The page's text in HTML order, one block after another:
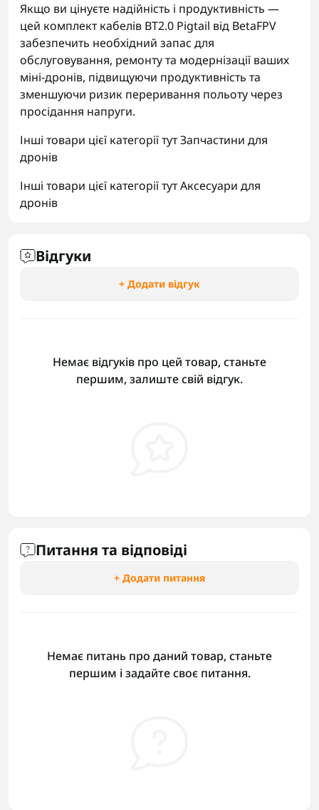
Якщо ви цінуєте надійність і продуктивність —
цей комплект кабелів BT2.0 Pigtail від BetaFPV
забезпечить необхідний запас для
обслуговування, ремонту та модернізації ваших
міні‑дронів, підвищуючи продуктивність та
зменшуючи ризик переривання польоту через
просідання напруги.
Інші товари цієї категорії тутЗапчастини для
дронів
Інші товари цієї категорії тутАксесуари для
дронів
Відгуки
+ Додати відгук
Немає відгуків про цей товар, станьте
першим, залиште свій відгук.
Питання та відповіді
+ Додати питання
Немає питань про даний товар, станьте
першим і задайте своє питання.